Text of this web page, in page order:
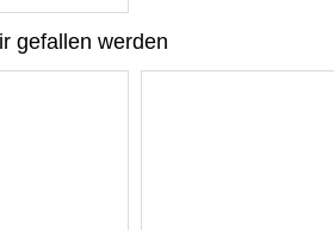
gefallen werden